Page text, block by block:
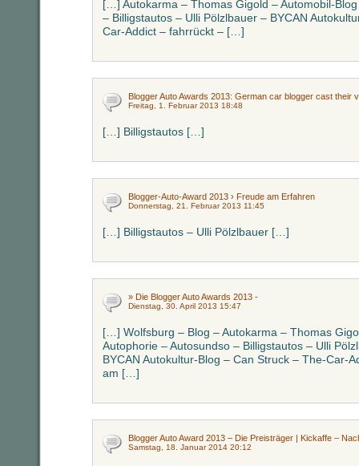
[…] Autokarma – Thomas Gigold – Automobil-
– Billigstautos – Ulli Pölzlbauer – BYCAN
Car-Addict – fahrrückt – […]
Blogger Auto Awards 2013: German car blogger cast their
Freitag, 1. Februar 2013 18:48
[…] Billigstautos […]
Blogger-Auto-Award 2013 › Freude am Erfahren
Donnerstag, 21. Februar 2013 11:45
[…] Billigstautos – Ulli Pölzlbauer […]
» Die Blogger Auto Awards 2013 -
Dienstag, 30. April 2013 15:47
[…] Wolfsburg – Blog – Autokarma – Thomas
Autophorie – Autosundso – Billigstautos – Ulli
BYCAN Autokultur-Blog – Can Struck – The-Car-
am […]
Blogger Auto Award 2013 – Die Preisträger | Kickaffe –
Samstag, 18. Januar 2014 20:12